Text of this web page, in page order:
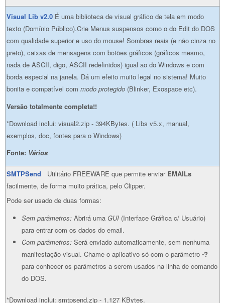
Visual Lib v2.0 É uma biblioteca de visual gráfico de tela em modo
texto (Domínio Público).Crie Menus suspensos como o do Edit do DOS
com qualidade superior e uso do mouse! Sombras reais (e não cinza no
preto), caixas de mensagens com botões gráficos (gráficos mesmo,
nada de ASCII, digo, ASCII redefinidos) igual ao do Windows e com
borda especial na janela. Dá um efeito muito legal no sistema! Muito
bonita e compatível com modo protegido (Blinker, Exospace etc).
Versão totalmente completa!!
*Download inclui: visual2.zip - 394KBytes. ( Libs v5.x, manual,
exemplos, doc, fontes para o Windows)
Fonte: Vários
SMTPSend Utilitário FREEWARE que permite enviar EMAILs
facilmente, de forma muito prática, pelo Clipper.
Pode ser usado de duas formas:
Sem parâmetros: Abrirá uma GUI (Interface Gráfica c/ Usuário)
para entrar com os dados do email.
Com parâmetros: Será enviado automaticamente, sem nenhuma
manifestação visual. Chame o aplicativo só com o parâmetro -?
para conhecer os parâmetros a serem usados na linha de comando
do DOS.
*Download inclui: smtpsend.zip - 1.127 KBytes.